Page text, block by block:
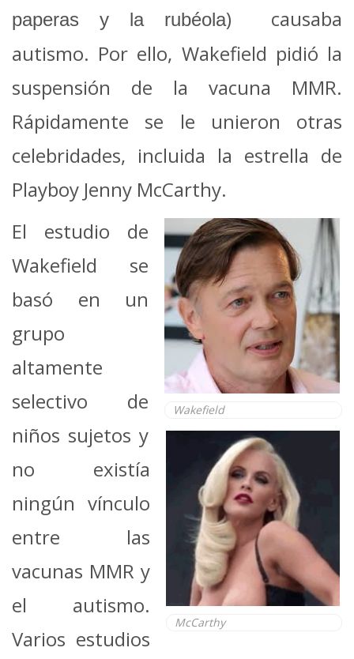
paperas y la rubéola) causaba
autismo. Por ello, Wakefield pidió la
suspensión de la vacuna MMR.
Rápidamente se le unieron otras
celebridades, incluida la estrella de
Playboy Jenny McCarthy.
Wakefield
McCarthy
El estudio de
Wakefield se
basó en un
grupo
altamente
selectivo de
niños sujetos y
no existía
ningún vínculo
entre las
vacunas MMR y
el autismo.
Varios estudios